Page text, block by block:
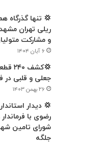
💢 تنها گذرگاه
ریلی تهران
و مشارکت
۶ آبان ۱۴۰۴
جعلی و قلبی در
۲۶ بهمن ۱۴۰۳
💢 دیدار
رضوی با
شورای تامین
جلگه